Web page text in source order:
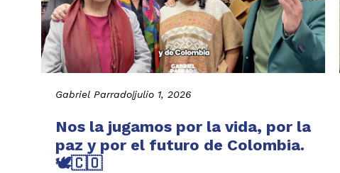
Gabriel Parrado|julio 1, 2026
Nos la jugamos por la vida, por la
paz y por el futuro de Colombia.
🕊️🇨🇴